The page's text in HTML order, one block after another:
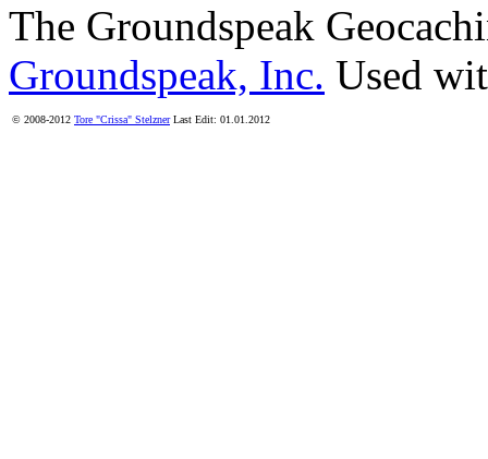
The Groundspeak
Groundspeak, Inc. Used
© 2008-2012 Tore "Crissa" StelznerLast Edit: 01.01.2012